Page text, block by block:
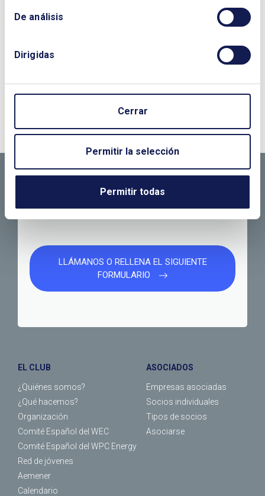
De análisis
Dirigidas
Cerrar
Permitir la selección
Permitir todas
¿QUIERES PONERTE EN CONTACTO CON
NOSOTROS?
CONTÁCTANOS SI
NECESITAS MÁS
INFORMACIÓN
LLÁMANOS O RELLENA EL SIGUIENTE
FORMULARIO
EL CLUB
¿Quiénes somos?
¿Qué hacemos?
Organización
Comité Español del WEC
Comité Español del WPC Energy
Red de jóvenes
Aemener
Calendario
ASOCIADOS
Empresas asociadas
Socios individuales
Tipos de socios
Asociarse